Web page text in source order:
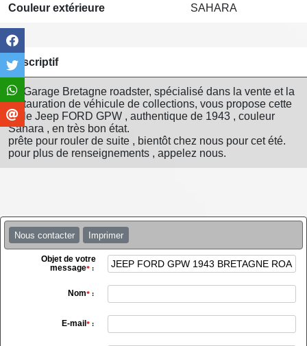
Couleur extérieure SAHARA
Descriptif
Le Garage Bretagne roadster, spécialisé dans la vente et la
restauration de véhicule de collections, vous propose cette
belle Jeep FORD GPW , authentique de 1943 , couleur
Sahara , en très bon état.
prête pour rouler de suite , bientôt chez nous pour cet été.
pour plus de renseignements , appelez nous.
Nous contacter Imprimer
Objet de votre
message*:
Nom*:
E-mail *: